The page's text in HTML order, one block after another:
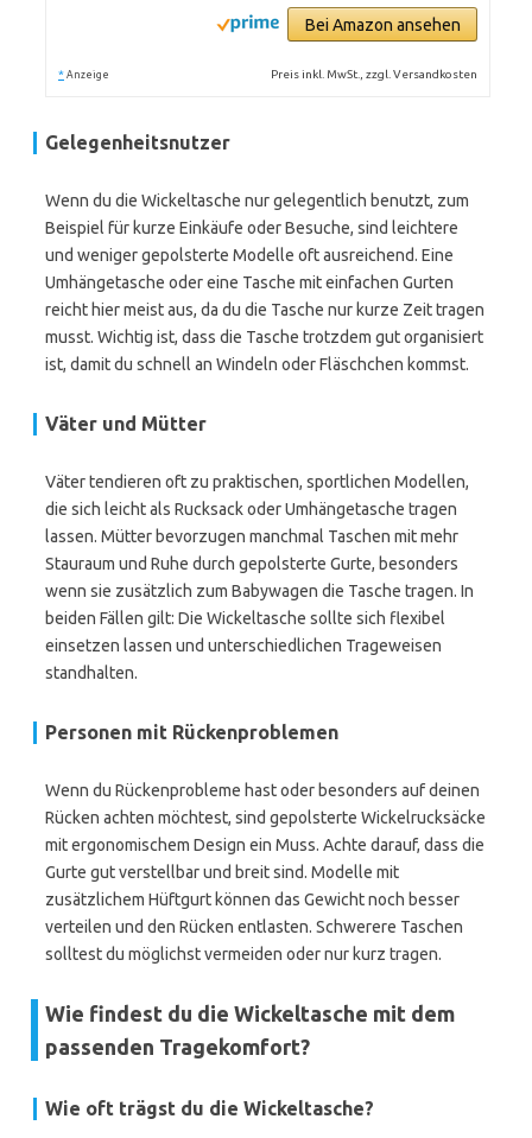
Bei Amazon ansehen
* Anzeige Preis inkl. MwSt., zzgl. Versandkosten
Gelegenheitsnutzer
Wenn du die Wickeltasche nur gelegentlich benutzt, zum
Beispiel für kurze Einkäufe oder Besuche, sind leichtere
und weniger gepolsterte Modelle oft ausreichend. Eine
Umhängetasche oder eine Tasche mit einfachen Gurten
reicht hier meist aus, da du die Tasche nur kurze Zeit tragen
musst. Wichtig ist, dass die Tasche trotzdem gut organisiert
ist, damit du schnell an Windeln oder Fläschchen kommst.
Väter und Mütter
Väter tendieren oft zu praktischen, sportlichen Modellen,
die sich leicht als Rucksack oder Umhängetasche tragen
lassen. Mütter bevorzugen manchmal Taschen mit mehr
Stauraum und Ruhe durch gepolsterte Gurte, besonders
wenn sie zusätzlich zum Babywagen die Tasche tragen. In
beiden Fällen gilt: Die Wickeltasche sollte sich flexibel
einsetzen lassen und unterschiedlichen Trageweisen
standhalten.
Personen mit Rückenproblemen
Wenn du Rückenprobleme hast oder besonders auf deinen
Rücken achten möchtest, sind gepolsterte Wickelrucksäcke
mit ergonomischem Design ein Muss. Achte darauf, dass die
Gurte gut verstellbar und breit sind. Modelle mit
zusätzlichem Hüftgurt können das Gewicht noch besser
verteilen und den Rücken entlasten. Schwerere Taschen
solltest du möglichst vermeiden oder nur kurz tragen.
Wie findest du die Wickeltasche mit dem
passenden Tragekomfort?
Wie oft trägst du die Wickeltasche?